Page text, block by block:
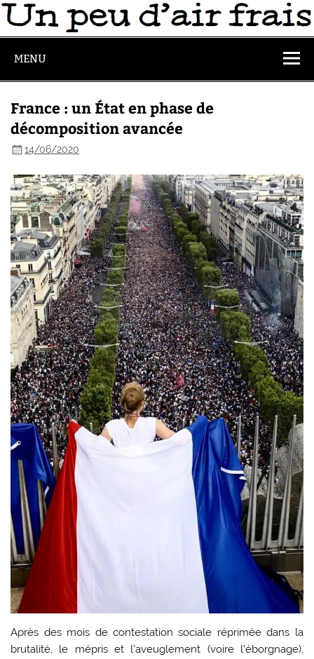
MENU
France : un État en phase de
décomposition avancée
14/06/2020
Après des mois de contestation sociale réprimée dans la
brutalité, le mépris et l’aveuglement (voire l’éborgnage),